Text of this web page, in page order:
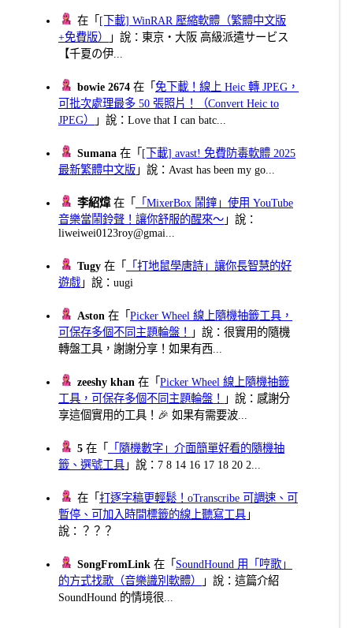
在「 [下載] WinRAR 壓縮軟體（繁體中文版
+免費版）
」說：東京・大阪 高級派遣サービス
【千夏の伊...
bowie 2674 在「免下載！線上 Heic 轉 JPEG，
可批次處理最多 50 張照片！（Convert Heic to
JPEG）
」說：Love that I can batc...
Sumana 在「 [下載] avast! 免費防毒軟體 2025
最新繁體中文版 」說：Avast has been my go...
李紹煒在「
「MixerBox 鬧鐘」使用 YouTube
音樂當鬧鈴聲！讓你舒服的醒來～ 」說：
liweiwei0123roy@gmai...
Tugy 在「
「打地鼠學唐詩」讓你長智慧的好
遊戲 」說：uugi
Aston 在「Picker Wheel 線上隨機抽籤工具，
可保存多個不同主題輪盤！
」說：很實用的隨機
轉盤工具，謝謝分享！如果有西...
zeeshy khan 在「Picker Wheel 線上隨機抽籤
工具，可保存多個不同主題輪盤！
」說：感謝分
享這個實用的工具！🎉 如果有需要波...
5 在「
「隨機數字」介面簡單好看的隨機抽
籤、選號工具 」說：7 8 14 16 17 18 20 2...
在「打逐字稿更輕鬆！oTranscribe 可調速、可
暫停、可加入時間標籤的線上聽寫工具 」
說：？？？
SongFromLink 在「 SoundHound 用「哼歌」
的方式找歌（音樂識別軟體）
」說：這篇介紹
SoundHound 的情境很...